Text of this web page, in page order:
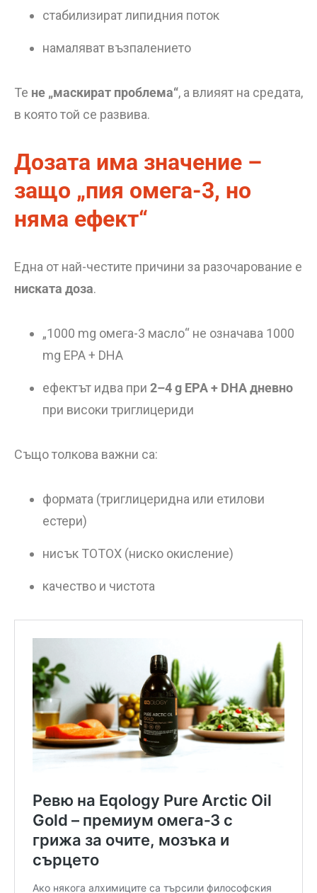
стабилизират липидния поток
намаляват възпалението
Те не „маскират проблема“, а влияят на средата,
в която той се развива.
Дозата има значение –
защо „пия омега-3, но
няма ефект“
Една от най-честите причини за разочарование е
ниската доза.
„1000 mg омега-3 масло“ не означава 1000
mg EPA + DHA
ефектът идва при 2–4 g EPA + DHA дневно
при високи триглицериди
Също толкова важни са:
формата (триглицеридна или етилови
естери)
нисък TOTOX (ниско окисление)
качество и чистота